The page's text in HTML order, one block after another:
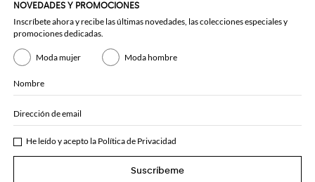
NOVEDADES Y PROMOCIONES
Inscríbete ahora y recibe las últimas novedades, las colecciones especiales y
promociones dedicadas.
Moda mujer Moda hombre
Nombre
Dirección de email
He leído y acepto la Política de Privacidad
Suscríbeme